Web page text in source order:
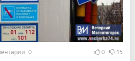
0 0 15